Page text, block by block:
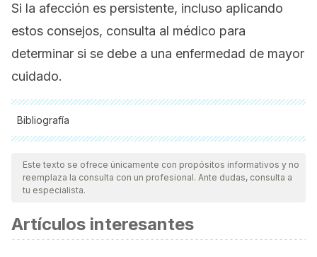
Si la afección es persistente, incluso aplicando
estos consejos, consulta al médico para
determinar si se debe a una enfermedad de mayor
cuidado.
Bibliografía
Todas las fuentes citadas fueron revisadas a profundidad por
nuestro equipo, para asegurar su calidad, confiabilidad,
vigencia y validez.La bibliografía de este artículo fue
científica.
Escudero Álvarez, E., & González Sánchez, P.. (2006). La
Este texto se ofrece únicamente con propósitos informativos y no
reemplaza la consulta con un profesional. Ante dudas, consulta a
tu especialista.
Artículos interesantes